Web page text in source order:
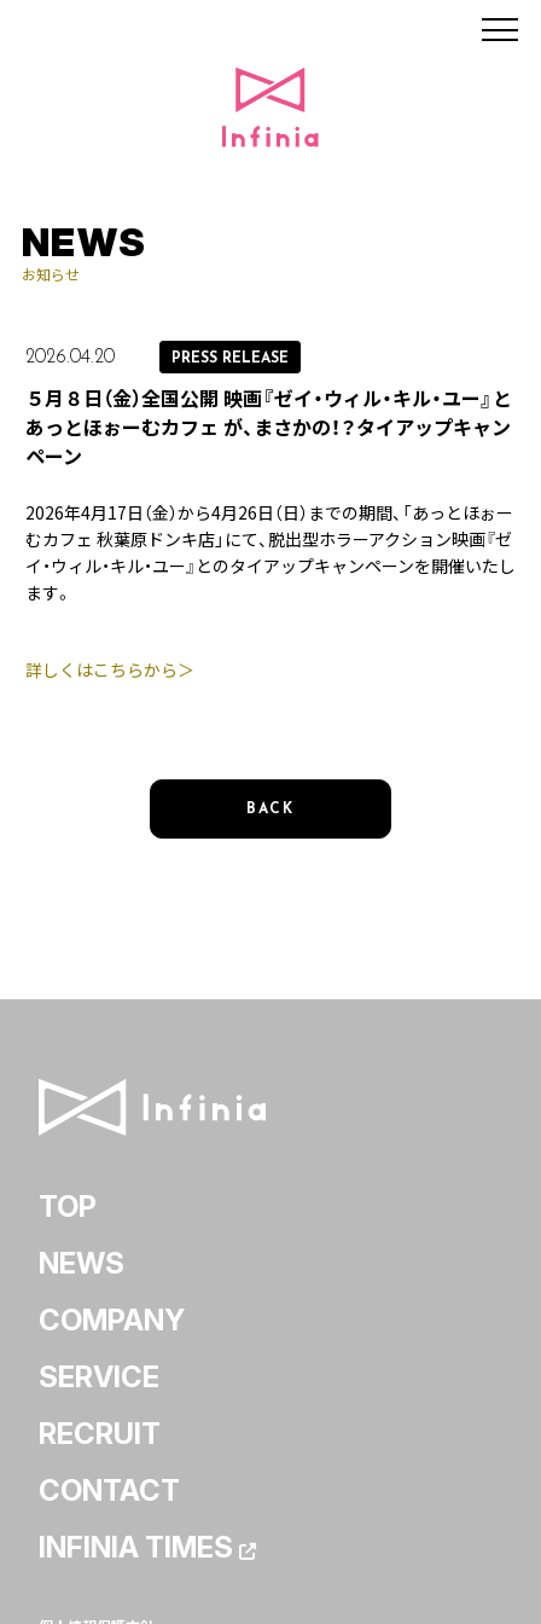
NEWS
お知らせ
2026.04.20 PRESS RELEASE
５月８日（金）全国公開 映画『ゼイ・ウィル・キル・ユー』と
あっとほぉーむカフェ が、まさかの！？タイアップキャン
ペーン
2026年4月17日（金）から4月26日（日）までの期間、「あっとほぉー
むカフェ 秋葉原ドンキ店」にて、脱出型ホラーアクション映画『ゼ
イ・ウィル・キル・ユー』とのタイアップキャンペーンを開催いたし
ます。
詳しくはこちらから＞
BACK
TOP
NEWS
COMPANY
SERVICE
RECRUIT
CONTACT
INFINIA TIMES